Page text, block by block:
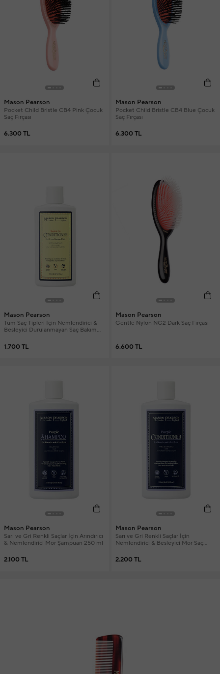
Mason Pearson
Pocket Child Bristle CB4 Pink Çocuk
Saç Fırçası
6.300 TL
Mason Pearson
Pocket Child Bristle CB4 Blue Çocuk
Saç Fırçası
6.300 TL
Mason Pearson
Tüm Saç Tipleri İçin Nemlendirici &
Besleyici Durulanmayan Saç Bakım
1.700 TL
Mason Pearson
Gentle Nylon NG2 Dark Saç Fırçası
6.600 TL
Mason Pearson
Sarı ve Gri Renkli Saçlar İçin Arındırıcı
& Nemlendirici Mor Şampuan 250 ml
2.100 TL
Mason Pearson
Sarı ve Gri Renkli Saçlar İçin
Nemlendirici & Besleyici Mor Saç
2.200 TL